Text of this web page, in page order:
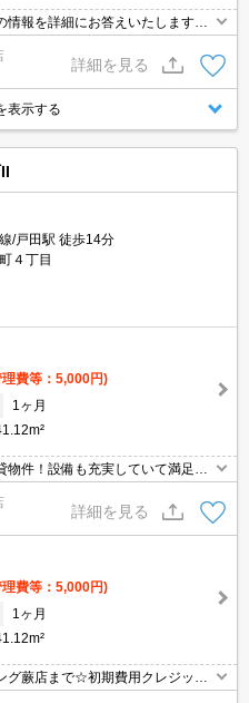
報を詳細にお答えいたします。
和店まで♪
詳細を見る
表示する
/戸田駅 徒歩14分
４丁目
理費等：5,000円)
1ヶ月
件！設備も充実していて満足度
払いをクレジット決済出来る場合
詳細を見る
理費等：5,000円)
1ヶ月
蕨店まで☆初期費用クレジット
約もお気軽にご相談ください！